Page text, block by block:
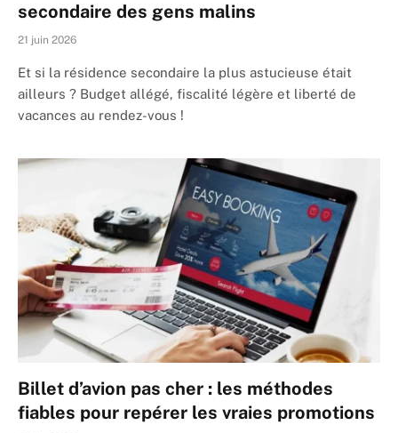
secondaire des gens malins
21 juin 2026
Et si la résidence secondaire la plus astucieuse était
ailleurs ? Budget allégé, fiscalité légère et liberté de
vacances au rendez-vous !
Billet d’avion pas cher : les méthodes
fiables pour repérer les vraies promotions